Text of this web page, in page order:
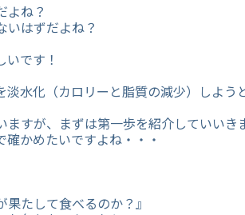
よね？
いはずだよね？
です！
淡水化（カロリーと脂質の減少）しよう
すが、まずは第一歩を紹介していいき
かめたいですよね・・・
果たして食べるのか？』